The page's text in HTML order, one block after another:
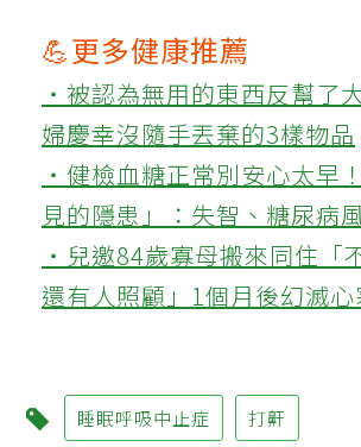
💪更多健康推薦
‧被認為無用的東西反幫了
婦慶幸沒隨手丟棄的3樣物品
‧健檢血糖正常別安心太早
見的隱患」：失智、糖尿病
‧兒邀84歲寡母搬來同住「
還有人照顧」1個月後幻滅心
睡眠呼吸中止症 打鼾